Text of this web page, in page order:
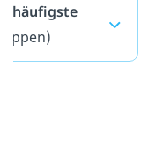
häufigste